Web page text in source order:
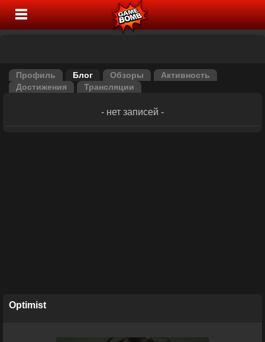
Профиль Блог Обзоры
Активность
Достижения
Трансляции
- нет записей -
Optimist